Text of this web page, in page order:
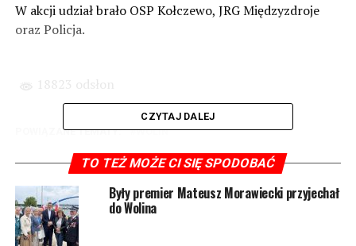
W akcji udział brało OSP Kołczewo, JRG Międzyzdroje
oraz Policja.
18823 odsłon
POWIĄZANE TEMATY: WOLIN
NASTĘPNY
Pogoda sprzyja budowie S3 Świnoujście – Troszyn
NIE PRZEGAP
Są pieniądze na utworzenie nowych miejsc opieki w
żłobkach i klubach dziecięcych. Także w Wolinie
CZYTAJ DALEJ
TO TEŻ MOŻE CI SIĘ SPODOBAĆ
Były premier Mateusz Morawiecki przyjechał
do Wolina